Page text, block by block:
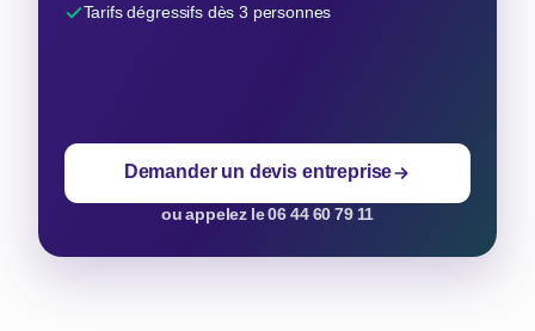
Tarifs dégressifs dès 3 personnes
Demander un devis entreprise
ou appelez le 06 44 60 79 11